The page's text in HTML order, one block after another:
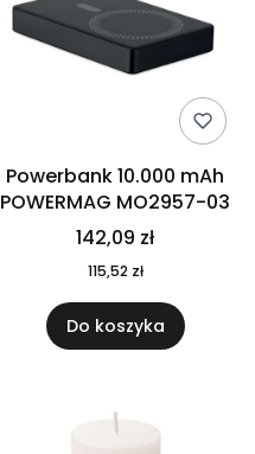
Powerbank 10.000 mAh
POWERMAG MO2957-03
142,09 zł
115,52 zł
Do koszyka